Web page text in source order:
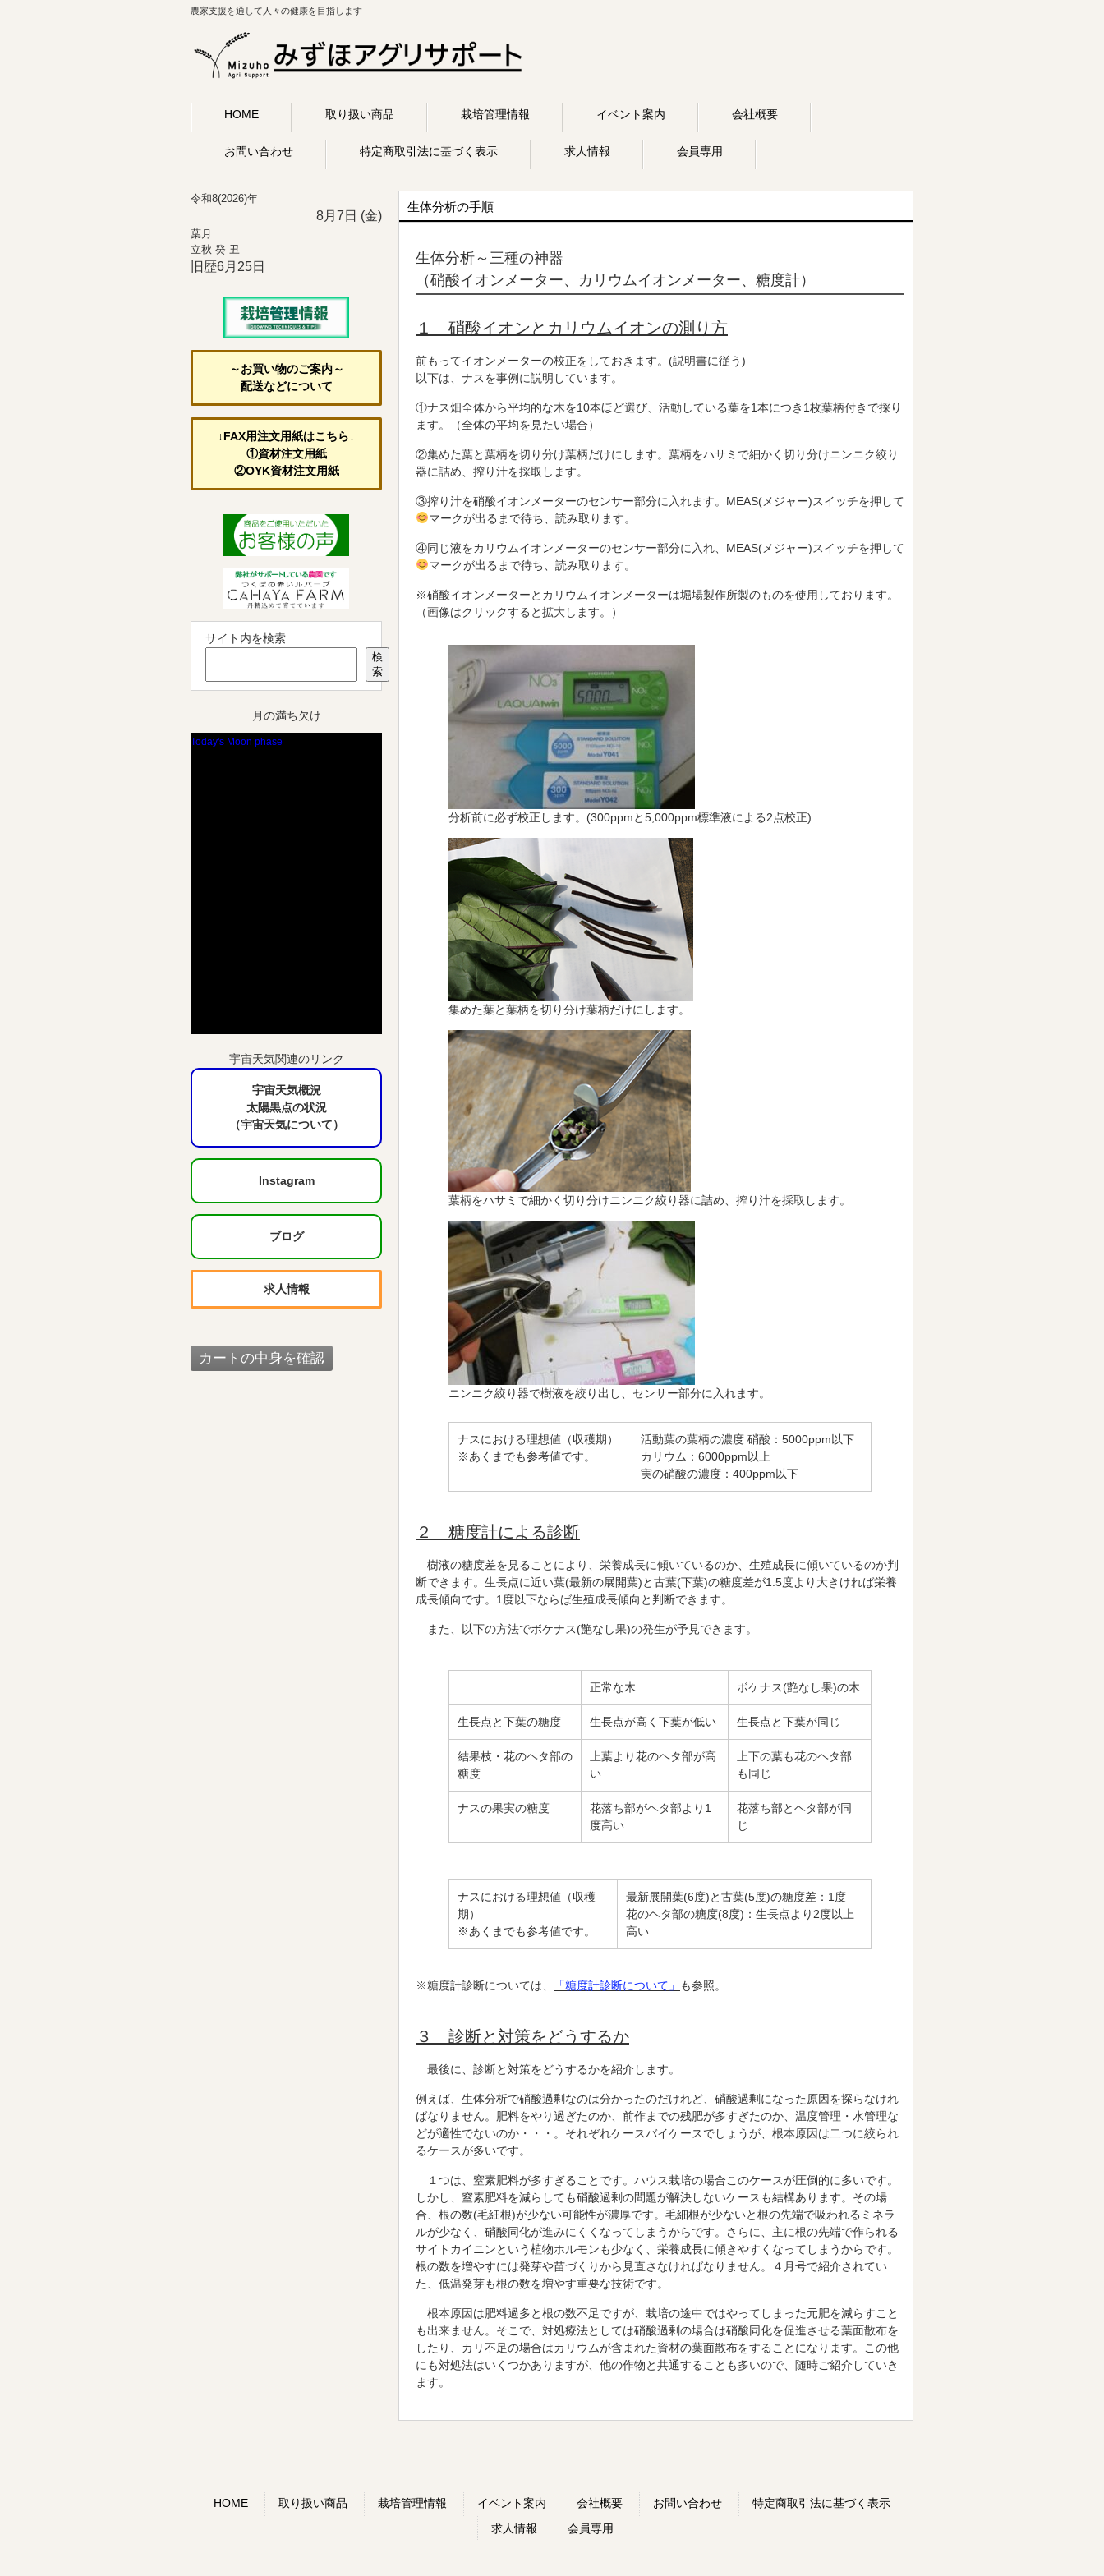
農家支援を通して人々の健康を目指します
HOME 取り扱い商品 栽培管理情報 イベント案内 会社概要
お問い合わせ 特定商取引法に基づく表示 求人情報 会員専用
生体分析の手順
生体分析～三種の神器
（硝酸イオンメーター、カリウムイオンメーター、糖度計）
１ 硝酸イオンとカリウムイオンの測り方
前もってイオンメーターの校正をしておきます。(説明書に従う)
以下は、ナスを事例に説明しています。
①ナス畑全体から平均的な木を10本ほど選び、活動している葉を1本につき1枚葉柄付きで採り
ます。（全体の平均を見たい場合）
②集めた葉と葉柄を切り分け葉柄だけにします。葉柄をハサミで細かく切り分けニンニク絞り
器に詰め、搾り汁を採取します。
③搾り汁を硝酸イオンメーターのセンサー部分に入れます。MEAS(メジャー)スイッチを押して
マークが出るまで待ち、読み取ります。
④同じ液をカリウムイオンメーターのセンサー部分に入れ、MEAS(メジャー)スイッチを押して
マークが出るまで待ち、読み取ります。
※硝酸イオンメーターとカリウムイオンメーターは堀場製作所製のものを使用しております。
（画像はクリックすると拡大します。）
分析前に必ず校正します。(300ppmと5,000ppm標準液による2点校正)
集めた葉と葉柄を切り分け葉柄だけにします。
葉柄をハサミで細かく切り分けニンニク絞り器に詰め、搾り汁を採取します。
ニンニク絞り器で樹液を絞り出し、センサー部分に入れます。
ナスにおける理想値（収穫期）
※あくまでも参考値です。
活動葉の葉柄の濃度 硝酸：5000ppm以下
カリウム：6000ppm以上
実の硝酸の濃度：400ppm以下
２ 糖度計による診断
樹液の糖度差を見ることにより、栄養成長に傾いているのか、生殖成長に傾いているのか判
断できます。生長点に近い葉(最新の展開葉)と古葉(下葉)の糖度差が1.5度より大きければ栄養
成長傾向です。1度以下ならば生殖成長傾向と判断できます。
また、以下の方法でボケナス(艶なし果)の発生が予見できます。
正常な木 ボケナス(艶なし果)の木
生長点と下葉の糖度 生長点が高く下葉が低い 生長点と下葉が同じ
結果枝・花のヘタ部の
糖度
上葉より花のヘタ部が高
い
上下の葉も花のヘタ部
も同じ
ナスの果実の糖度
花落ち部がヘタ部より1
度高い
花落ち部とヘタ部が同
じ
ナスにおける理想値（収穫
期）
※あくまでも参考値です。
最新展開葉(6度)と古葉(5度)の糖度差：1度
花のヘタ部の糖度(8度)：生長点より2度以上
高い
※糖度計診断については、 「糖度計診断について」 も参照。
３ 診断と対策をどうするか
最後に、診断と対策をどうするかを紹介します。
例えば、生体分析で硝酸過剰なのは分かったのだけれど、硝酸過剰になった原因を探らなけれ
ばなりません。肥料をやり過ぎたのか、前作までの残肥が多すぎたのか、温度管理・水管理な
どが適性でないのか・・・。それぞれケースバイケースでしょうが、根本原因は二つに絞られ
るケースが多いです。
１つは、窒素肥料が多すぎることです。ハウス栽培の場合このケースが圧倒的に多いです。
しかし、窒素肥料を減らしても硝酸過剰の問題が解決しないケースも結構あります。その場
合、根の数(毛細根)が少ない可能性が濃厚です。毛細根が少ないと根の先端で吸われるミネラ
ルが少なく、硝酸同化が進みにくくなってしまうからです。さらに、主に根の先端で作られる
サイトカイニンという植物ホルモンも少なく、栄養成長に傾きやすくなってしまうからです。
根の数を増やすには発芽や苗づくりから見直さなければなりません。４月号で紹介されてい
た、低温発芽も根の数を増やす重要な技術です。
根本原因は肥料過多と根の数不足ですが、栽培の途中ではやってしまった元肥を減らすこと
も出来ません。そこで、対処療法としては硝酸過剰の場合は硝酸同化を促進させる葉面散布を
したり、カリ不足の場合はカリウムが含まれた資材の葉面散布をすることになります。この他
にも対処法はいくつかありますが、他の作物と共通することも多いので、随時ご紹介していき
ます。
令和8(2026)年
8月7日 (金)
葉月
立秋 癸 丑
旧歴6月25日
～お買い物のご案内～
配送などについて
↓FAX用注文用紙はこちら↓
①資材注文用紙
②OYK資材注文用紙
サイト内を検索
検
索
月の満ち欠け
Today's Moon phase
宇宙天気関連のリンク
宇宙天気概況
太陽黒点の状況
（宇宙天気について）
Instagram
ブログ
求人情報
HOME 取り扱い商品 栽培管理情報 イベント案内 会社概要 お問い合わせ
特定商取引法に基づく表示
求人情報
会員専用